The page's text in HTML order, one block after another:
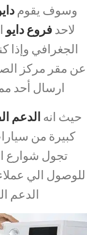
وسوف يقوم
لاحدفروع دايو
الجغرافي
عن مقر مركز
ارسال أحد
حيث انه الدعم
كبيرة من
تجول شوارع
للوصول الي
الدعم